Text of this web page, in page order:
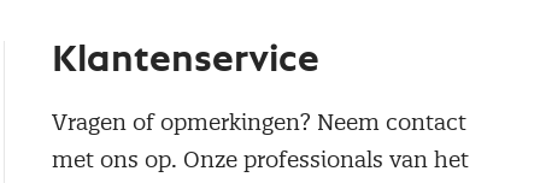
Klantenservice
Vragen of opmerkingen? Neem contact
met ons op. Onze professionals van het